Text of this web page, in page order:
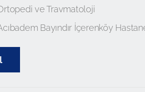
ve Travmatoloji
Bayındır İçerenköy